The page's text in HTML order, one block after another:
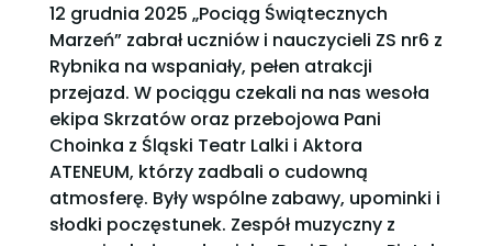
12 grudnia 2025 „Pociąg Świątecznych
Marzeń” zabrał uczniów i nauczycieli ZS nr6 z
Rybnika na wspaniały, pełen atrakcji
przejazd. W pociągu czekali na nas wesoła
ekipa Skrzatów oraz przebojowa Pani
Choinka z Śląski Teatr Lalki i Aktora
ATENEUM, którzy zadbali o cudowną
atmosferę. Były wspólne zabawy, upominki i
słodki poczęstunek. Zespół muzyczny z